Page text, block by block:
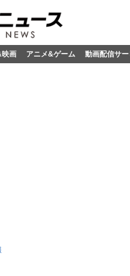
映画 アニメ&ゲーム 動画配信サー